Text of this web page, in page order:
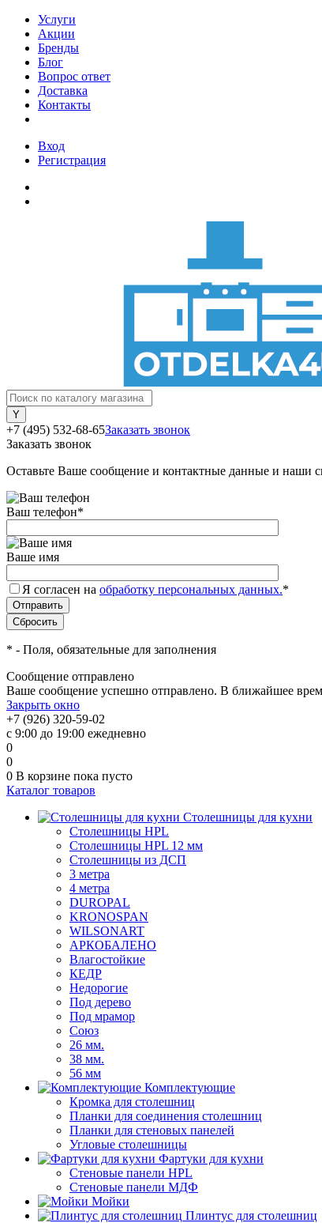
Услуги
Акции
Бренды
Блог
Вопрос ответ
Доставка
Контакты
Вход
Регистрация
+7 (495) 532-68-65Заказать звонок
Заказать звонок
Оставьте Ваше сообщение и контактные данные и наши
Ваш телефон*
Ваше имя
Я согласен на обработку персональных данных.*
* - Поля, обязательные для заполнения
Сообщение отправлено
Ваше сообщение успешно отправлено. В ближайшее
Закрыть окно
+7 (926) 320-59-02
с 9:00 до 19:00 ежедневно
0
0
0 В корзине пока пусто
Каталог товаров
Столешницы для кухни
Столешницы HPL
Столешницы HPL 12 мм
Столешницы из ДСП
3 метра
4 метра
DUROPAL
KRONOSPAN
WILSONART
АРКОБАЛЕНО
Влагостойкие
КЕДР
Недорогие
Под дерево
Под мрамор
Союз
26 мм.
38 мм.
56 мм
Комплектующие
Кромка для столешниц
Планки для соединения столешниц
Планки для стеновых панелей
Угловые столешницы
Фартуки для кухни
Стеновые панели HPL
Стеновые панели МДФ
Мойки
Плинтус для столешниц